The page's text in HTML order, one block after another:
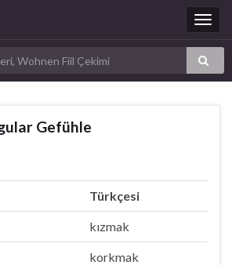
Gefühle
Türkçesi
kızmak
korkmak